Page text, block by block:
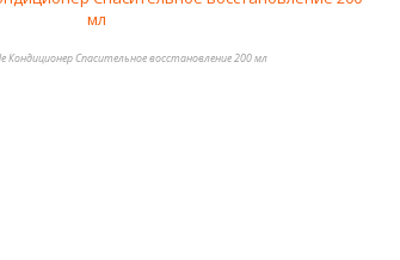
Кондиционер Спасительное восстановление 200 мл